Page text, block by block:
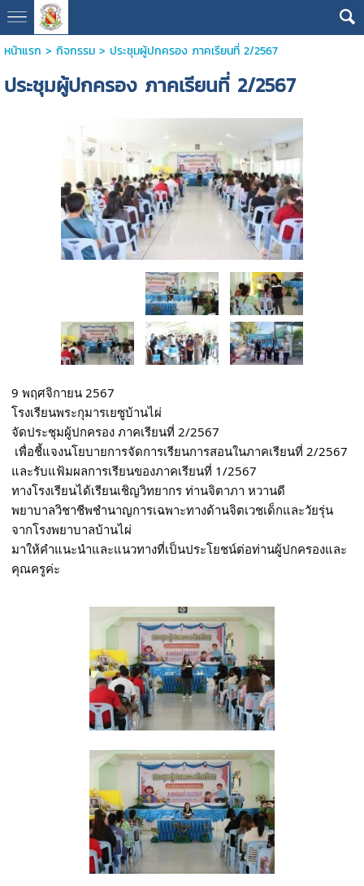
หน้าแรก > กิจกรรม> ประชุมผู้ปกครอง ภาคเรียนที่ 2/2567
ประชุมผู้ปกครอง ภาคเรียนที่ 2/2567
9 พฤศจิกายน 2567
โรงเรียนพระกุมารเยซูบ้านไผ่
จัดประชุมผู้ปกครอง ภาคเรียนที่ 2/2567
เพื่อชี้แจงนโยบายการจัดการเรียนการสอนในภาคเรียนที่ 2/2567
และรับแฟ้มผลการเรียนของภาคเรียนที่ 1/2567
ทางโรงเรียนได้เรียนเชิญวิทยากร ท่านจิตาภา หวานดี
พยาบาลวิชาชีพชำนาญการเฉพาะทางด้านจิตเวชเด็กและวัยรุ่น
จากโรงพยาบาลบ้านไผ่
มาให้คำแนะนำและแนวทางที่เป็นประโยชน์ต่อท่านผู้ปกครองและ
คุณครูค่ะ